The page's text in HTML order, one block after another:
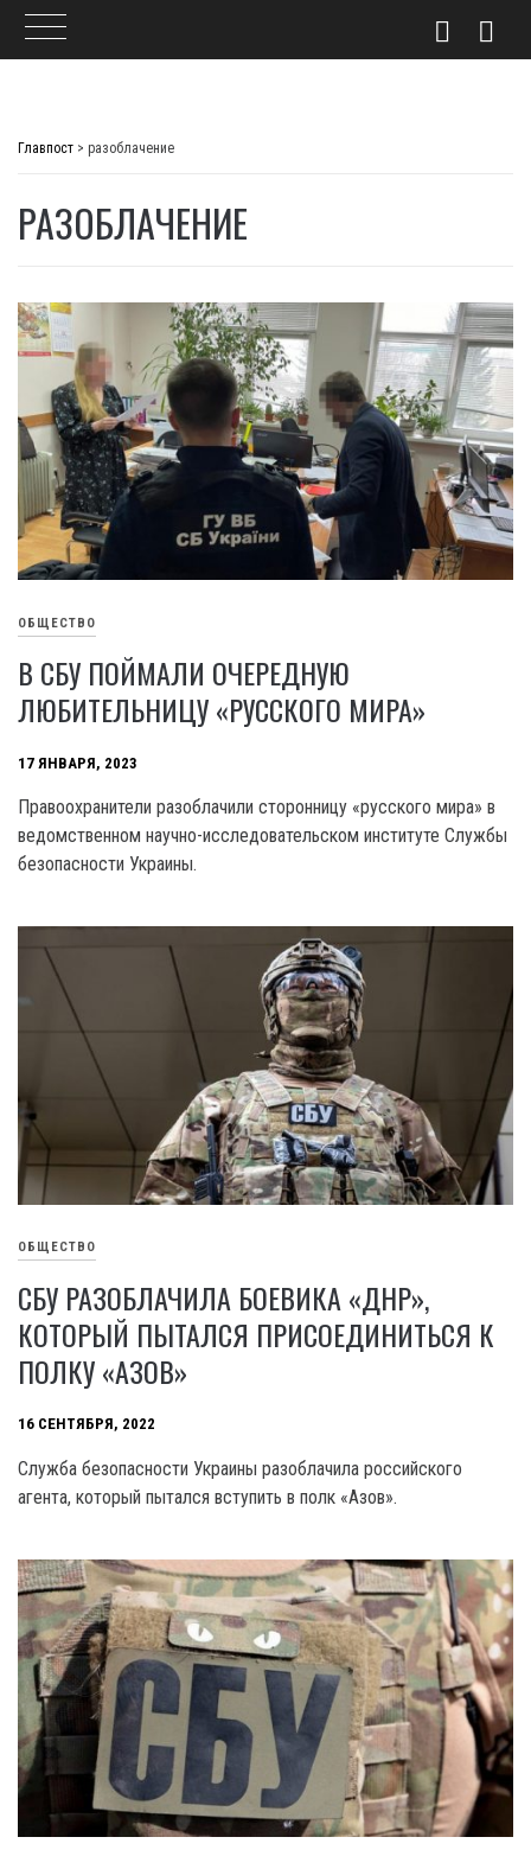
Главпост > разоблачение
РАЗОБЛАЧЕНИЕ
ОБЩЕСТВО
В СБУ ПОЙМАЛИ ОЧЕРЕДНУЮ
ЛЮБИТЕЛЬНИЦУ «РУССКОГО МИРА»
17 ЯНВАРЯ, 2023
Правоохранители разоблачили сторонницу «русского мира» в
ведомственном научно-исследовательском институте Службы
безопасности Украины.
ОБЩЕСТВО
СБУ РАЗОБЛАЧИЛА БОЕВИКА «ДНР»,
КОТОРЫЙ ПЫТАЛСЯ ПРИСОЕДИНИТЬСЯ К
ПОЛКУ «АЗОВ»
16 СЕНТЯБРЯ, 2022
Служба безопасности Украины разоблачила российского
агента, который пытался вступить в полк «Азов».